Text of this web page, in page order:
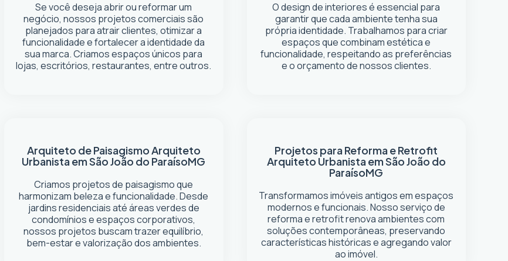
Se você deseja abrir ou reformar um
negócio, nossos projetos comerciais são
planejados para atrair clientes, otimizar a
funcionalidade e fortalecer a identidade da
sua marca. Criamos espaços únicos para
lojas, escritórios, restaurantes, entre outros.
O design de interiores é essencial para
garantir que cada ambiente tenha sua
própria identidade. Trabalhamos para criar
espaços que combinam estética e
funcionalidade, respeitando as preferências
e o orçamento de nossos clientes.
Arquiteto de PaisagismoArquiteto
Urbanista em São João do ParaísoMG
Criamos projetos de paisagismo que
harmonizam beleza e funcionalidade. Desde
jardins residenciais até áreas verdes de
condomínios e espaços corporativos,
nossos projetos buscam trazer equilíbrio,
bem-estar e valorização dos ambientes.
Projetos para Reforma e Retrofit
Arquiteto Urbanista em São João do
ParaísoMG
Transformamos imóveis antigos em espaços
modernos e funcionais. Nosso serviço de
reforma e retrofit renova ambientes com
soluções contemporâneas, preservando
características históricas e agregando valor
ao imóvel.